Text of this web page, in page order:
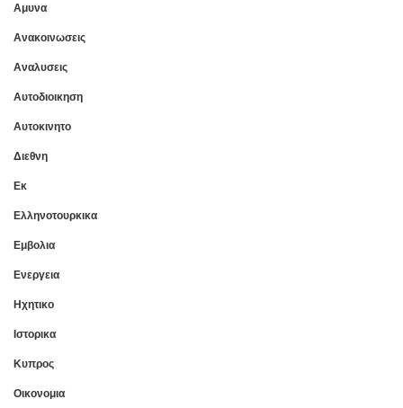
Αμυνα
Ανακοινωσεις
Αναλυσεις
Αυτοδιοικηση
Αυτοκινητο
Διεθνη
Εκ
Ελληνοτουρκικα
Εμβολια
Ενεργεια
Ηχητικο
Ιστορικα
Κυπρος
Οικονομια